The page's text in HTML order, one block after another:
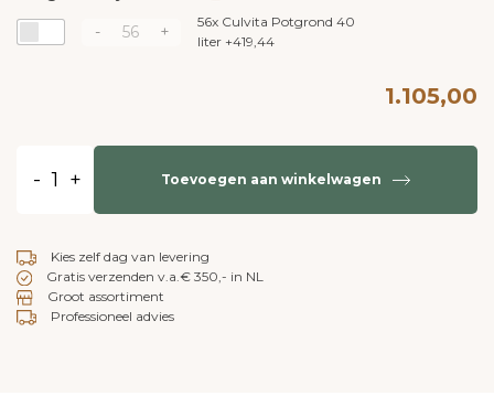
-
+ 56x Culvita Potgrond 40
liter +419,44
1.105,00
- + Toevoegen aan winkelwagen
Kies zelf dag van levering
Gratis verzenden v.a.€ 350,- in NL
Groot assortiment
Professioneel advies